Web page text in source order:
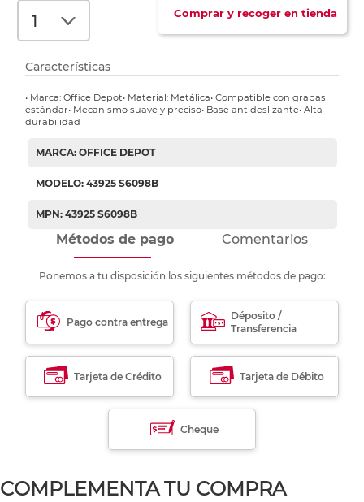
Comprar y recoger en tienda
Características
• Marca: Office Depot• Material: Metálica• Compatible con grapas
estándar• Mecanismo suave y preciso• Base antideslizante• Alta
durabilidad
MARCA: OFFICE DEPOT
MODELO: 43925 S6098B
MPN: 43925 S6098B
Métodos de pago Comentarios
Ponemos a tu disposición los siguientes métodos de pago:
Pago contra entrega
Déposito /
Transferencia
Tarjeta de Crédito Tarjeta de Débito
Cheque
COMPLEMENTA TU COMPRA